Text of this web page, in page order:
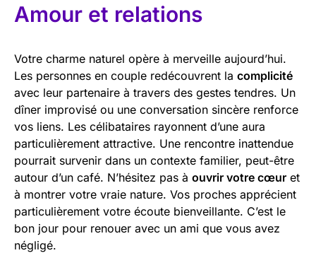
Amour et relations
Votre charme naturel opère à merveille aujourd’hui.
Les personnes en couple redécouvrent la complicité
avec leur partenaire à travers des gestes tendres. Un
dîner improvisé ou une conversation sincère renforce
vos liens. Les célibataires rayonnent d’une aura
particulièrement attractive. Une rencontre inattendue
pourrait survenir dans un contexte familier, peut-être
autour d’un café. N’hésitez pas à ouvrir votre cœur et
à montrer votre vraie nature. Vos proches apprécient
particulièrement votre écoute bienveillante. C’est le
bon jour pour renouer avec un ami que vous avez
négligé.